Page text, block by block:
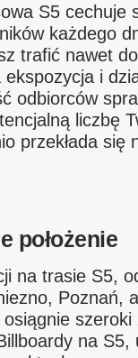
S5 cechuje
każdego
trafić nawet
ekspozycja i
odbiorców
liczbę
przekłada się
położenie
na trasie S5,
Poznań,
szeroki
na S5,